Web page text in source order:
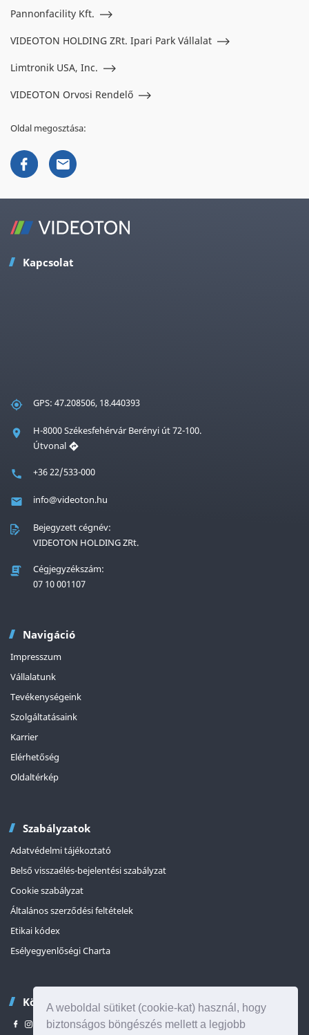
A weboldal sütiket (cookie-kat) használ, hogy
biztonságos böngészés mellett a legjobb
Pannonfacility Kft.
VIDEOTON HOLDING ZRt. Ipari Park Vállalat
Limtronik USA, Inc.
VIDEOTON Orvosi Rendelő
Oldal megosztása:
Kapcsolat
GPS: 47.208506, 18.440393
H-8000 Székesfehérvár Berényi út 72-100.
Útvonal
+36 22/533-000
info@videoton.hu
Bejegyzett cégnév:
VIDEOTON HOLDING ZRt.
Cégjegyzékszám:
07 10 001107
Navigáció
Impresszum
Vállalatunk
Tevékenységeink
Szolgáltatásaink
Karrier
Elérhetőség
Oldaltérkép
Szabályzatok
Adatvédelmi tájékoztató
Belső visszaélés-bejelentési szabályzat
Cookie szabályzat
Általános szerződési feltételek
Etikai kódex
Esélyegyenlőségi Charta
Kövessen minket